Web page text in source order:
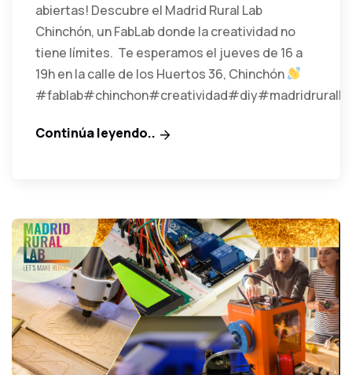
abiertas! Descubre el Madrid Rural Lab
Chinchón, un FabLab donde la creatividad no
tiene límites. Te esperamos el jueves de 16 a
19h en la calle de los Huertos 36, Chinchón
Continúa leyendo..